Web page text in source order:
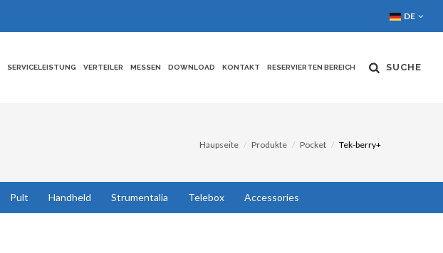
DE
SERVICELEISTUNG VERTEILER MESSEN DOWNLOAD KONTAKT RESERVIERTEN BEREICH SUCHE
Haupseite Produkte Pocket Tek-berry+
Pult Handheld Strumentalia Telebox Accessories